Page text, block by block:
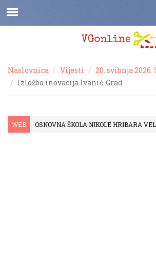
Naslovnica Vijesti
20. svibnja 2026.
Izložba inovacija Ivanić-Grad
WEB OSNOVNA ŠKOLA NIKOLE HRIBARA